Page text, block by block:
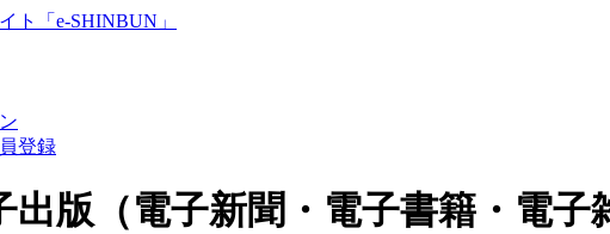
登録
出版（電子新聞・電子書籍・電